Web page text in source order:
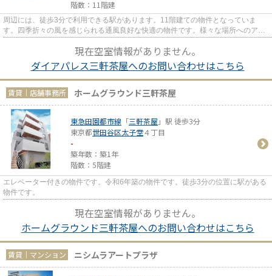
階数：11階建
周辺には、徒歩3分で利用できる駅があります。11階建ての物件となっていま
す。四季折々の風を感じられる通風良好な快適の物件です。様々な場所へのアク
現在空室情報がありません。
ダイアパレス三軒茶屋へのお問い合わせはこちら
賃貸｜店舗事務所 ホームグラウンド三軒茶屋
東急田園都市線 「三軒茶屋 」駅 徒歩3分
東京都世田谷区太子堂４丁目
-
築年数：築1年
階数：5階建
エレベーター付きの物件です。令和6年築の物件です。徒歩3分の位置に駅がある
物件です。
現在空室情報がありません。
ホームグラウンド三軒茶屋へのお問い合わせはこちら
賃貸｜マンション ニシムラアートプラザ